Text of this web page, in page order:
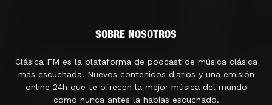
SOBRE NOSOTROS
Clásica FM es la plataforma de podcast de música clásica
más escuchada. Nuevos contenidos diarios y una emisión
online 24h que te ofrecen la mejor música del mundo
como nunca antes la habías escuchado.